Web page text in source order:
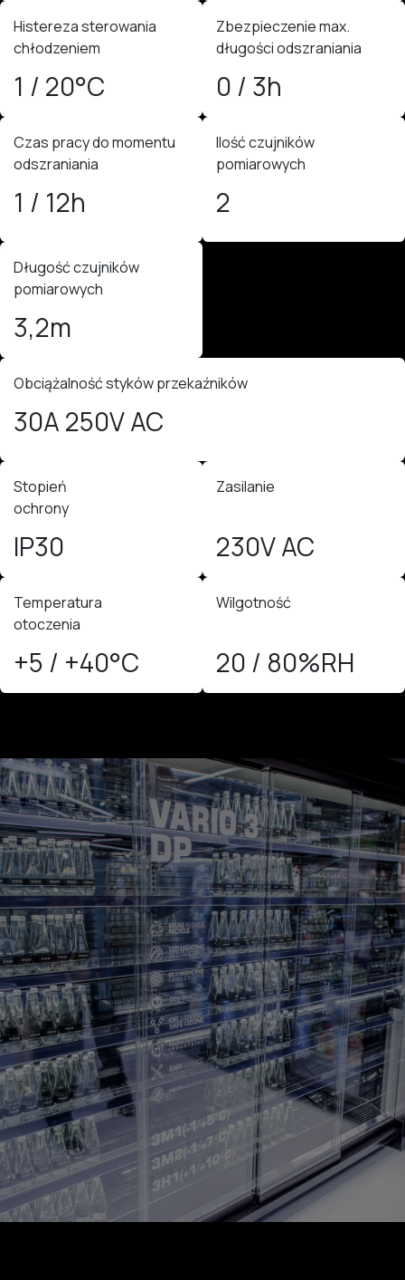
Histereza sterowania
chłodzeniem
1 / 20°C
Zbezpieczenie max.
długości odszraniania
0 / 3h
Czas pracy do momentu
odszraniania
1 / 12h
Ilość czujników
pomiarowych
2
Długość czujników
pomiarowych
3,2m
Obciążalność styków przekaźników
30A 250V AC
Stopień
ochrony
IP30
Zasilanie
230V AC
Temperatura
otoczenia
+5 / +40°C
Wilgotność
20 / 80%RH​